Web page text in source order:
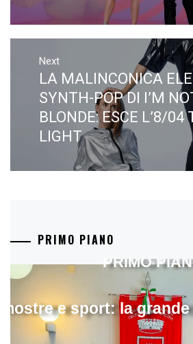
Next
Next
post:
LA MALINCONICA
SYNTH-POP DI I’M
BLONDE: ESCE L’8/04
LIGHT
PRIMO PIANO
e sport: la
PRIMO